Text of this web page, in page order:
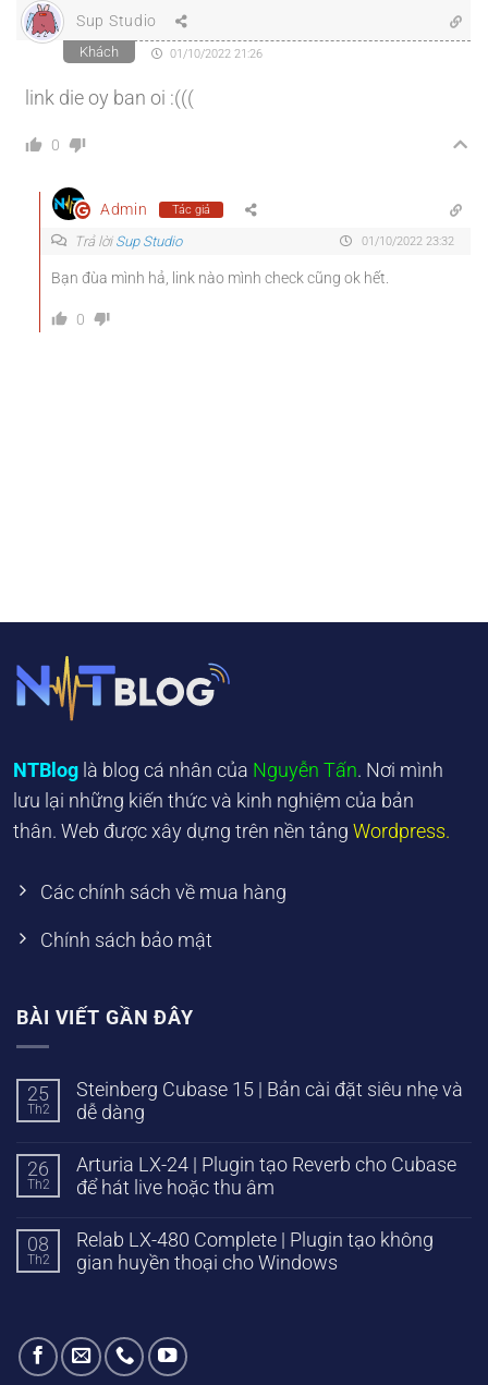
Sup Studio
Khách 01/10/2022 21:26
link die oy ban oi :(((
0
Admin Tác giả
Trả lời Sup Studio 01/10/2022 23:32
Bạn đùa mình hả, link nào mình check cũng ok hết.
0
NTBlog là blog cá nhân của Nguyễn Tấn. Nơi mình
lưu lại những kiến thức và kinh nghiệm của bản
thân. Web được xây dựng trên nền tảng Wordpress.
Các chính sách về mua hàng
Chính sách bảo mật
BÀI VIẾT GẦN ĐÂY
25
Th2
Steinberg Cubase 15 | Bản cài đặt siêu nhẹ và
dễ dàng
26
Th2
Arturia LX-24 | Plugin tạo Reverb cho Cubase
để hát live hoặc thu âm
08
Th2
Relab LX-480 Complete | Plugin tạo không
gian huyền thoại cho Windows